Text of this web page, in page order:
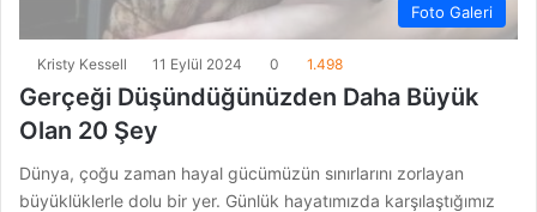
Foto Galeri
Kristy Kessell 11 Eylül 2024 0 1.498
Gerçeği Düşündüğünüzden Daha Büyük
Olan 20 Şey
Dünya, çoğu zaman hayal gücümüzün sınırlarını zorlayan
büyüklüklerle dolu bir yer. Günlük hayatımızda karşılaştığımız